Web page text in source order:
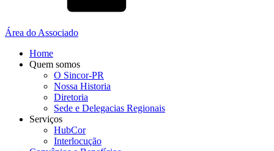
Área do Associado
Home
Quem somos
O Sincor-PR
Nossa Historia
Diretoria
Sede e Delegacias Regionais
Serviços
HubCor
Interlocução